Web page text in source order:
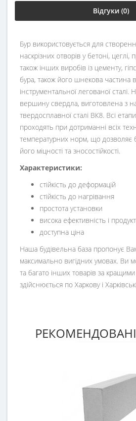
Відгуки (0)
Бур використовується для
наскрізних отворів у бетоні,
також інших виробів із цементу,
бура, також його шнекова частина
інструментальної легованої сталі.
вершину свердла, виготовлена з
твердосплавної сталі ВК8. Всі
проходять при дотриманні всіх
температурних норм, що дозволяє
його міцності та зносостійкості.
Характеристики:
стійкість до деформацій
стійкість до нагрівання
простота установки
висока ефективність і
доступна ціна
Наша будівельна база пропонує
максимально вигідних умовах. Ви
та багато інших товарів за
здійснюється по Харкову і